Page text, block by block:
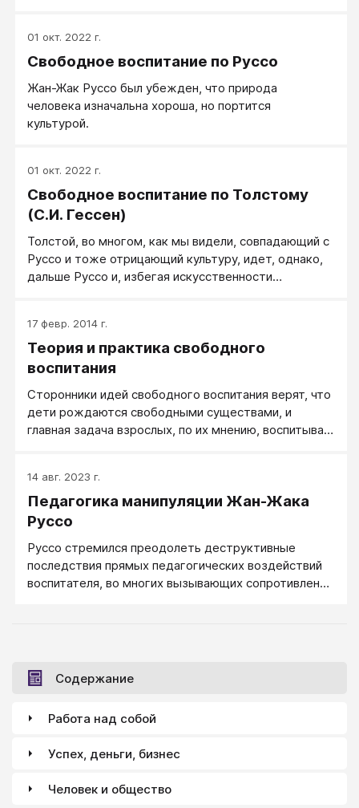
принудительного воспитания, и свобода и
принуждение оказываются не противоположными, а
01 окт. 2022 г.
Свободное воспитание по Руссо
Жан-Жак Руссо был убежден, что природа
человека изначальна хороша, но портится
культурой.
01 окт. 2022 г.
Свободное воспитание по Толстому
(С.И. Гессен)
Толстой, во многом, как мы видели, совпадающий с
Руссо и тоже отрицающий культуру, идет, однако,
дальше Руссо и, избегая искусственности
провозглашает лозунги свободы и природы, то
лозунгами Толстого являются свобода и жизнь.
17 февр. 2014 г.
Теория и практика свободного
воспитания
Сторонники идей свободного воспитания верят, что
дети рождаются свободными существами, и
главная задача взрослых, по их мнению, воспитывая
14 авг. 2023 г.
Педагогика манипуляции Жан-Жака
Руссо
Руссо стремился преодолеть деструктивные
последствия прямых педагогических воздействий
воспитателя, во многих вызывающих сопротивление
Содержание
Работа над собой
Успех, деньги, бизнес
Человек и общество